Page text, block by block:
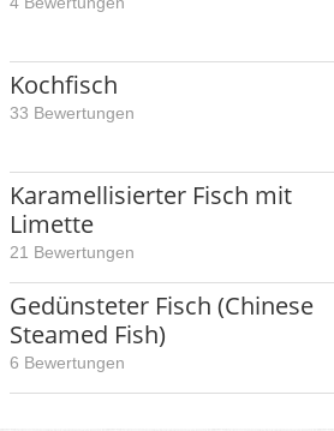
Kochfisch
33 Bewertungen
Karamellisierter Fisch mit
Limette
21 Bewertungen
Gedünsteter Fisch (Chinese
Steamed Fish)
6 Bewertungen